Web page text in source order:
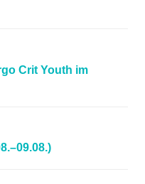
Crit Youth im